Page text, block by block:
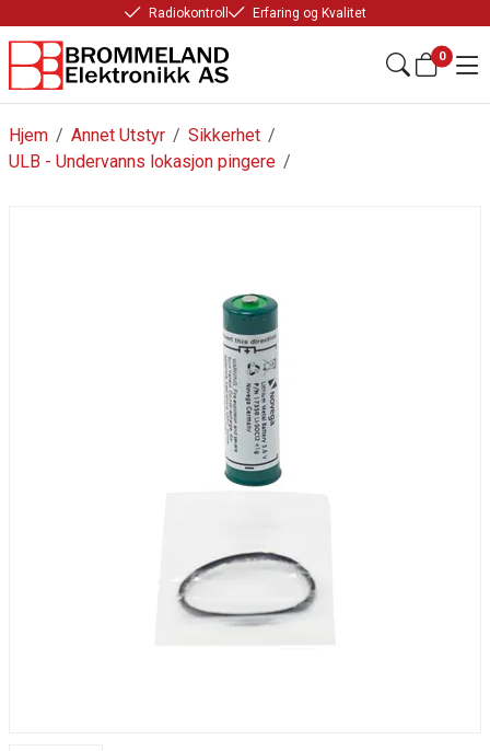
Radiokontroll Erfaring og Kvalitet
0
/
Hjem /
Annet Utstyr /
Sikkerhet
/
ULB - Undervanns lokasjon pingere